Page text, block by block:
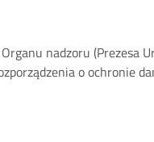
nadzoru (Prezesa
o ochronie